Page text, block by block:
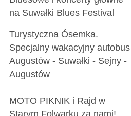
na Suwałki Blues Festival
Turystyczna Ósemka.
Specjalny wakacyjny autobus
Augustów - Suwałki - Sejny -
Augustów
MOTO PIKNIK i Rajd w
Starym Folwarku za nami!